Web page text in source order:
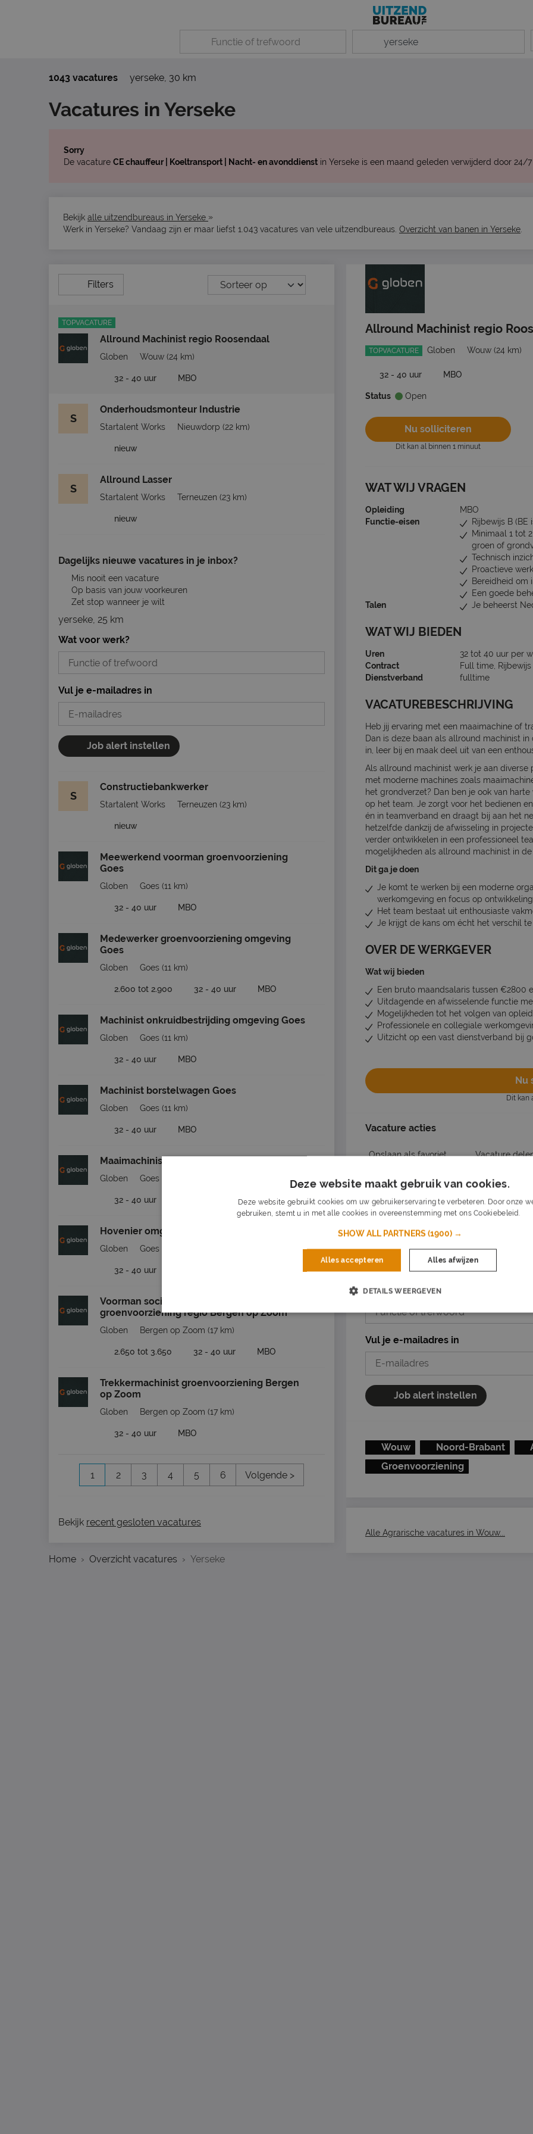
1043 vacatures yerseke, 30 km
Vacatures in Yerseke
Sorry
De vacature CE chauffeur | Koeltransport | Nacht- en avonddienst in Yerseke is een maand geleden verwijderd door 24/7
Bekijk alle uitzendbureaus in Yerseke »
Werk in Yerseke? Vandaag zijn er maar liefst 1.043 vacatures van vele uitzendbureaus. Overzicht van banen in Yerseke
Filters
TOPVACATURE
Allround Machinist regio Roosendaal
Globen Wouw (24 km)
32 - 40 uur MBO
S
Onderhoudsmonteur Industrie
Startalent Works Nieuwdorp (22 km)
nieuw
S
Allround Lasser
Startalent Works Terneuzen (23 km)
nieuw
Dagelijks nieuwe vacatures in je inbox?
Mis nooit een vacature
Op basis van jouw voorkeuren
Zet stop wanneer je wilt
yerseke, 25 km
Wat voor werk?
Vul je e-mailadres in
Job alert instellen
S
Constructiebankwerker
Startalent Works Terneuzen (23 km)
nieuw
Meewerkend voorman groenvoorziening
Goes
Globen Goes (11 km)
32 - 40 uur MBO
Medewerker groenvoorziening omgeving
Goes
Globen Goes (11 km)
2.600 tot 2.900 32 - 40 uur MBO
Machinist onkruidbestrijding omgeving Goes
Globen Goes (11 km)
32 - 40 uur MBO
Machinist borstelwagen Goes
Globen Goes (11 km)
32 - 40 uur MBO
Maaimachinist omgeving Goes
Globen Goes
32 - 40 uur
Hovenier omgeving Goes
Globen Goes
32 - 40 uur
Voorman sociale werkvoorziening
groenvoorziening regio Bergen op Zoom
Globen Bergen op Zoom (17 km)
2.650 tot 3.650 32 - 40 uur MBO
Trekkermachinist groenvoorziening Bergen
op Zoom
Globen Bergen op Zoom (17 km)
32 - 40 uur MBO
1 2 3 4 5 6 Volgende >
Bekijk recent gesloten vacatures
Home Overzicht vacatures Yerseke
Allround Machinist regio
TOPVACATURE Globen Wouw (24 km)
32 - 40 uur MBO
Status Open
Nu solliciteren
Dit kan al binnen 1 minuut
WAT WIJ VRAGEN
Opleiding
MBO
Functie-eisen
Rijbewijs B (BE
Minimaal 1 tot
groen of
Technisch
Proactieve
Bereidheid om
Een goede
Talen
Je beheerst
WAT WIJ BIEDEN
Uren
32 tot 40 uur per
Contract
Full time,
Dienstverband
fulltime
VACATUREBESCHRIJVING
Heb jij ervaring met een maaimachine of
Dan is deze baan als allround machinist
in, leer bij en maak deel uit van een
Als allround machinist werk je aan
met moderne machines zoals
het grondverzet? Dan ben je ook van
op het team. Je zorgt voor het bedienen
én in teamverband en draagt bij aan het
hetzelfde dankzij de afwisseling in
verder ontwikkelen in een professioneel
mogelijkheden als allround machinist in
Dit ga je doen
Je komt te werken bij een moderne
werkomgeving en focus op
Het team bestaat uit enthousiaste
Je krijgt de kans om écht het verschil
OVER DE WERKGEVER
Wat wij bieden
Een bruto maandsalaris tussen €2800
Uitdagende en afwisselende functie
Mogelijkheden tot het volgen van
Professionele en collegiale
Uitzicht op een vast dienstverband bij
Nu
Dit kan
Vacature acties
Opslaan als favoriet Vacature
Dagelijks nieuwe vacatures in je
Mis nooit een vacature
yerseke, 25 km
Wat voor werk?
Vul je e-mailadres in
Job alert instellen
Wouw Noord-Brabant
Groenvoorziening
Alle Agrarische vacatures in Wouw...
Deze website maakt gebruik van cookies.
Deze website gebruikt cookies om uw gebruikerservaring te verbeteren. Door onze
gebruiken, stemt u in met alle cookies in overeenstemming met ons Cookiebeleid.
SHOW ALL PARTNERS (1900) →
Alles accepteren Alles afwijzen
DETAILS WEERGEVEN